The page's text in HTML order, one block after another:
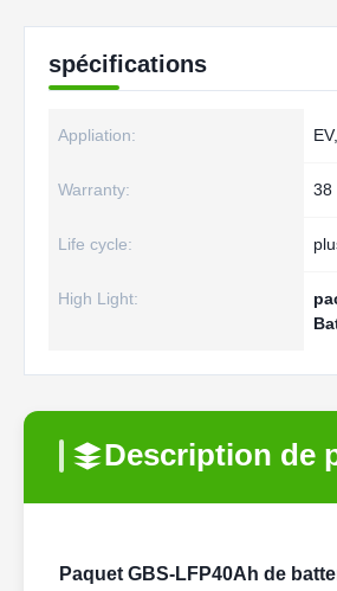
spécifications
Appliation:
Warranty: 38
Life cycle:
High Light:
Description de
Paquet GBS-LFP40Ah de